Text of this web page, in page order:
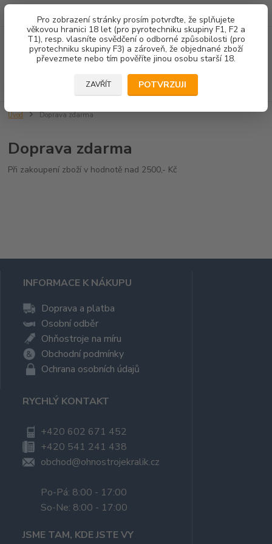
Pro zobrazení stránky prosím potvrďte, že splňujete
věkovou hranici 18 let (pro pyrotechniku skupiny F1, F2 a
T1), resp. vlasníte osvědčení o odborné způsobilosti (pro
pyrotechniku skupiny F3) a zároveň, že objednané zboží
převezmete nebo tím pověříte jinou osobu starší 18.
ZAVŘÍT POTVRZUJI
Menu
JSME TU PRO VÁS 8.00-14.00
Úvod Doprava zdarma
Doprava zdarma
Při zakoupení zboží v hodnotě nad 2500,- Kč
INFORMACE K NÁKUPU
Doprava a platba
Osobní odběr
Ohňostroje na míru
Obchodní podmínky
Ochrana osobních údajů
RYCHLÝ KONTAKT
+420 602 671 452
+420 541 241 438
obchod@ohnostrojekralik.cz
Po-Pá: 8:00 - 17:00
So-Ne: 8:00 - 17:00
JSME TAM, KDE JSTE VY